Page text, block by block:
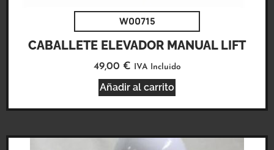
W00715
CABALLETE ELEVADOR MANUAL LIFT
49,00 € IVA Incluido
Añadir al carrito